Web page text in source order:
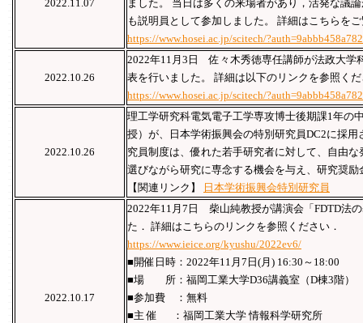
2022.11.07
ました。 当日は多くの来場者があり，活発な議
も説明員として参加しました。 詳細はこちらを
https://www.hosei.ac.jp/scitech/
2022.10.26
2022年11月3日 佐々木秀徳専任講師が法政大学
表を行いました。 詳細は以下のリンクを参照く
https://www.hosei.ac.jp/scitech/
2022.10.26
理工学研究科電気電子工学専攻博士後期課1年
授）が、日本学術振興会の特別研究員DC2に採
究員制度は、優れた若手研究者に対して、自由
選びながら研究に専念する機会を与え、研究奨
【関連リンク】
日本学術振興会特別研究員
2022.10.17
2022年11月7日 柴山純教授が講演会「FDTD法
た． 詳細はこちらのリンクを参照ください．
https://www.ieice.org/kyushu/2022ev6/
■開催日時：2022年11月7日(月) 16:30～18:00
■場 所：福岡工業大学D36講義室（D棟3階）
■参加費 ：無料
■主 催 ：福岡工業大学 情報科学研究所